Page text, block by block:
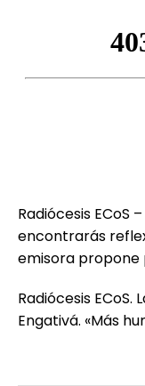
Radiócesis ECoS
encontrarás
emisora propone
Radiócesis ECoS.
Engativá. «Más